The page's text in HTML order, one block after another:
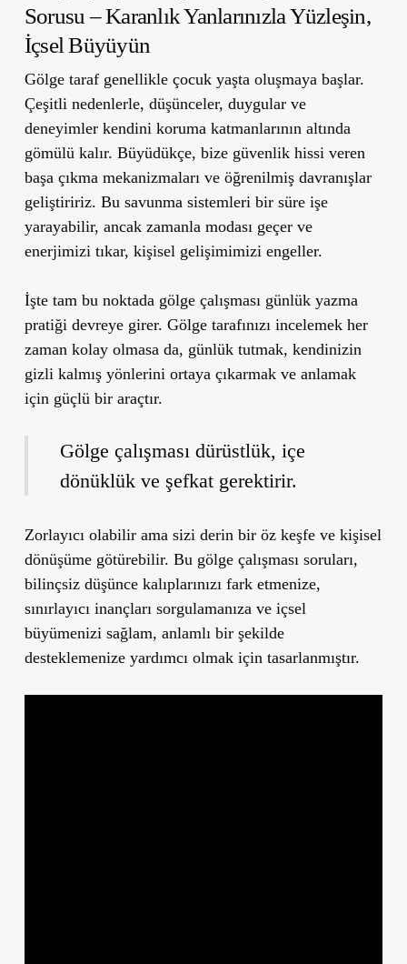
Sorusu – Karanlık Yanlarınızla Yüzleşin,
İçsel Büyüyün
Gölge taraf genellikle çocuk yaşta oluşmaya başlar.
Çeşitli nedenlerle, düşünceler, duygular ve
deneyimler kendini koruma katmanlarının altında
gömülü kalır. Büyüdükçe, bize güvenlik hissi veren
başa çıkma mekanizmaları ve öğrenilmiş davranışlar
geliştiririz. Bu savunma sistemleri bir süre işe
yarayabilir, ancak zamanla modası geçer ve
enerjimizi tıkar, kişisel gelişimimizi engeller.
İşte tam bu noktada gölge çalışması günlük yazma
pratiği devreye girer. Gölge tarafınızı incelemek her
zaman kolay olmasa da, günlük tutmak, kendinizin
gizli kalmış yönlerini ortaya çıkarmak ve anlamak
için güçlü bir araçtır.
Gölge çalışması dürüstlük, içe
dönüklük ve şefkat gerektirir.
Zorlayıcı olabilir ama sizi derin bir öz keşfe ve kişisel
dönüşüme götürebilir. Bu gölge çalışması soruları,
bilinçsiz düşünce kalıplarınızı fark etmenize,
sınırlayıcı inançları sorgulamanıza ve içsel
büyümenizi sağlam, anlamlı bir şekilde
desteklemenize yardımcı olmak için tasarlanmıştır.